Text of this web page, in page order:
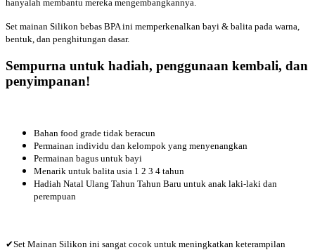
hanyalah membantu mereka mengembangkannya.
Set mainan Silikon bebas BPA ini memperkenalkan bayi & balita pada warna,
bentuk, dan penghitungan dasar.
Sempurna untuk hadiah, penggunaan kembali, dan
penyimpanan!
Bahan food grade tidak beracun
Permainan individu dan kelompok yang menyenangkan
Permainan bagus untuk bayi
Menarik untuk balita usia 1 2 3 4 tahun
Hadiah Natal Ulang Tahun Tahun Baru untuk anak laki-laki dan
perempuan
✔Set Mainan Silikon ini sangat cocok untuk meningkatkan keterampilan